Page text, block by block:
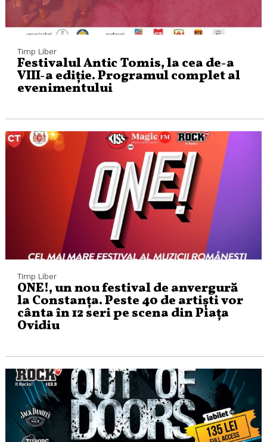
Timp Liber
Festivalul Antic Tomis, la cea de-a
VIII-a ediție. Programul complet al
evenimentului
Timp Liber
ONE!, un nou festival de anvergură
la Constanța. Peste 40 de artiști vor
cânta în 12 seri pe scena din Piața
Ovidiu